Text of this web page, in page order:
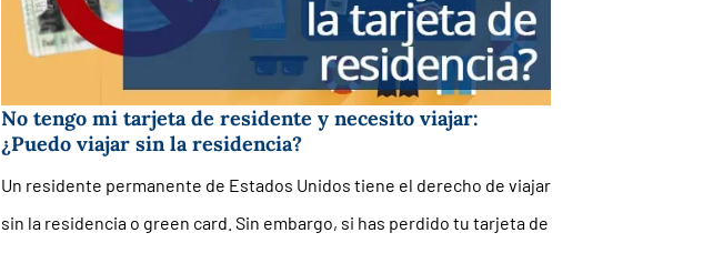
No tengo mi tarjeta de residente y necesito viajar:
¿Puedo viajar sin la residencia?
Un residente permanente de Estados Unidos tiene el derecho de viajar
sin la residencia o green card. Sin embargo, si has perdido tu tarjeta de